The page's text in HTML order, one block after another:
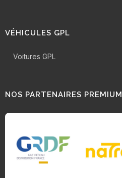
VÉHICULES GPL
Voitures GPL
NOS PARTENAIRES PREMIUM